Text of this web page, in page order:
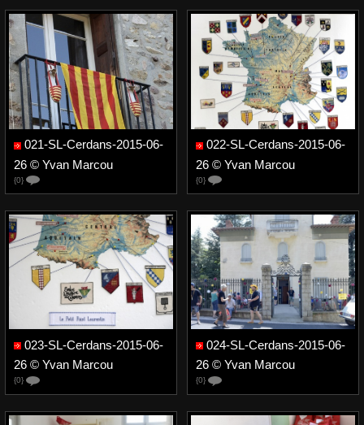
021-SL-Cerdans-2015-06-
26 © Yvan Marcou
{0}
022-SL-Cerdans-2015-06-
26 © Yvan Marcou
{0}
023-SL-Cerdans-2015-06-
26 © Yvan Marcou
{0}
024-SL-Cerdans-2015-06-
26 © Yvan Marcou
{0}